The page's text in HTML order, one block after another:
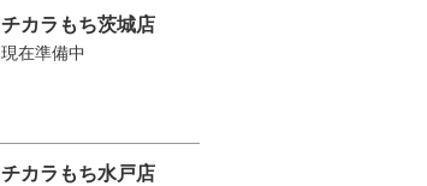
チカラもち茨城店
現在準備中
チカラもち水戸店